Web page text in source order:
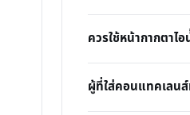
ควรใช้หน้ากากตาไ
ผู้ที่ใส่คอนแทคเลนส์